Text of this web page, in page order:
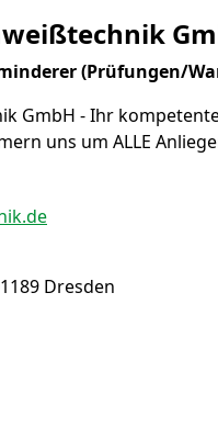
(Prüfungen/
GmbH - Ihr
uns um ALLE
Dresden